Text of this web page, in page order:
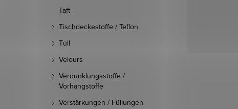
Taft
Tischdeckestoffe / Teflon
Tüll
Velours
Verdunklungsstoffe /
Vorhangstoffe
Verstärkungen / Füllungen